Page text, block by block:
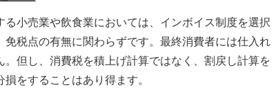
小売業や飲食業においては、インボイス制度を選択
免税点の有無に関わらずです。最終消費者には仕入れ
但し、消費税を積上げ計算ではなく、割戻し計算を
をすることはあり得ます。